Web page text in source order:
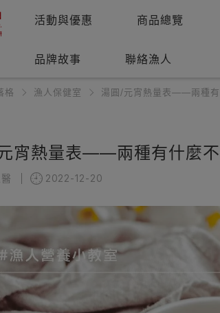
活動與優惠 商品總覽
品牌故事 聯絡漁人
格 漁人保健室 湯圓/元宵熱量表——兩種有
宵熱量表——兩種有什麼不
2022-12-20